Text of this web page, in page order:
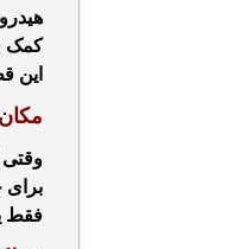
کمک
این
وقتی
فقط